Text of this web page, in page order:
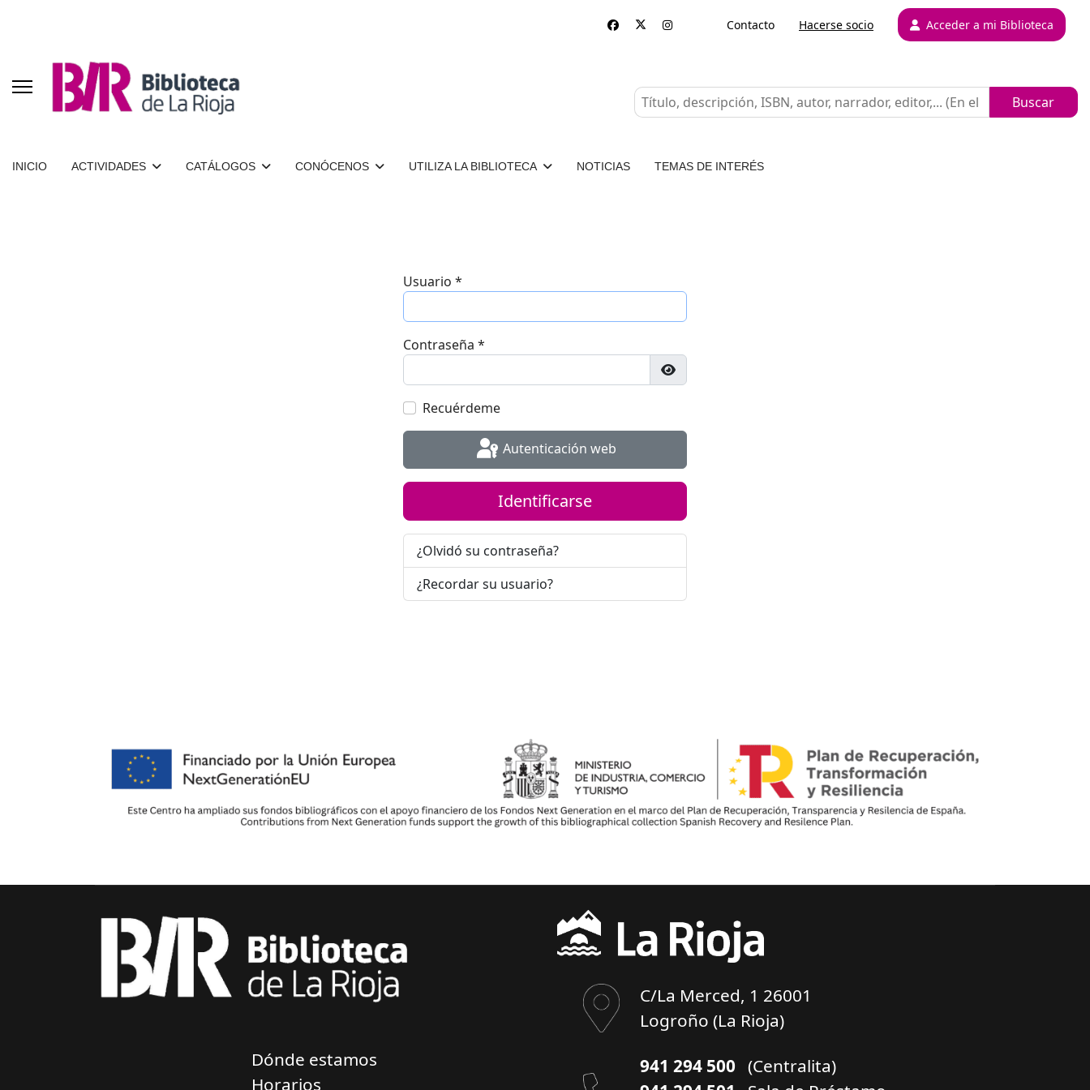
Contacto Hacerse socio Acceder a mi Biblioteca
INICIO ACTIVIDADES CATÁLOGOS CONÓCENOS UTILIZA LA BIBLIOTECA NOTICIAS TEMAS DE INTERÉS
Usuario *
Contraseña *
Mostrar contraseña
Recuérdeme
Autenticación web
Identificarse
¿Olvidó su contraseña?
¿Recordar su usuario?
Dónde estamos
Horarios
C/La Merced, 1 26001
Logroño (La Rioja)
941 294 500 (Centralita)